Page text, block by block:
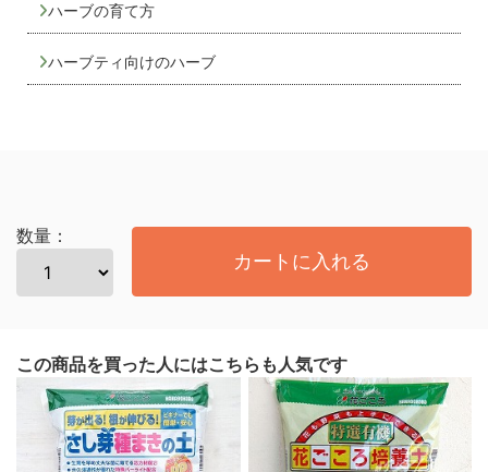
ハーブの育て方
ハーブティ向けのハーブ
数量：
カートに入れる
この商品を買った人にはこちらも人気です